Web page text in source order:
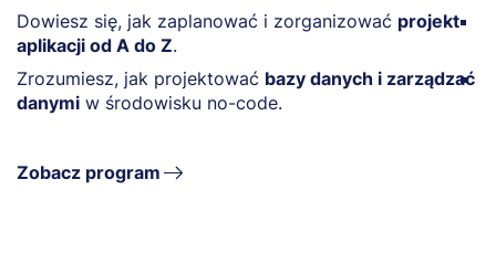
Dowiesz się, jak zaplanować i zorganizować projekt
aplikacji od A do Z.
Zrozumiesz, jak projektować bazy danych i zarządzać
danymi w środowisku no-code.
Zobacz program